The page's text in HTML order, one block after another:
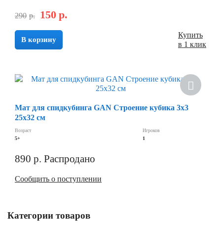
290 р. 150 р.
В корзину
Купить
в 1 клик
Мат для спидкубинга GAN Строение кубика 3х3
25x32 см
Возраст
5+
Игроков
1
890 р. Распродано
Сообщить о поступлении
Категории товаров